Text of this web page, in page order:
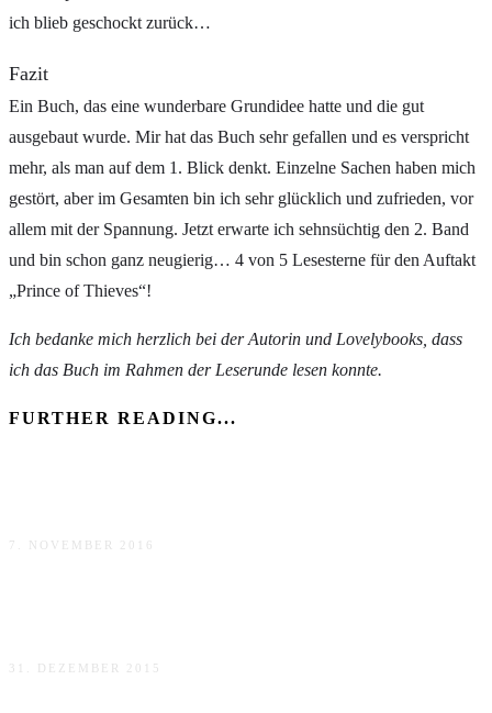
ich blieb geschockt zurück…
Fazit
Ein Buch, das eine wunderbare Grundidee hatte und die gut
ausgebaut wurde. Mir hat das Buch sehr gefallen und es verspricht
mehr, als man auf dem 1. Blick denkt. Einzelne Sachen haben mich
gestört, aber im Gesamten bin ich sehr glücklich und zufrieden, vor
allem mit der Spannung. Jetzt erwarte ich sehnsüchtig den 2. Band
und bin schon ganz neugierig… 4 von 5 Lesesterne für den Auftakt
„Prince of Thieves“!
Ich bedanke mich herzlich bei der Autorin und Lovelybooks, dass
ich das Buch im Rahmen der Leserunde lesen konnte.
FURTHER READING...
7. NOVEMBER 2016
31. DEZEMBER 2015